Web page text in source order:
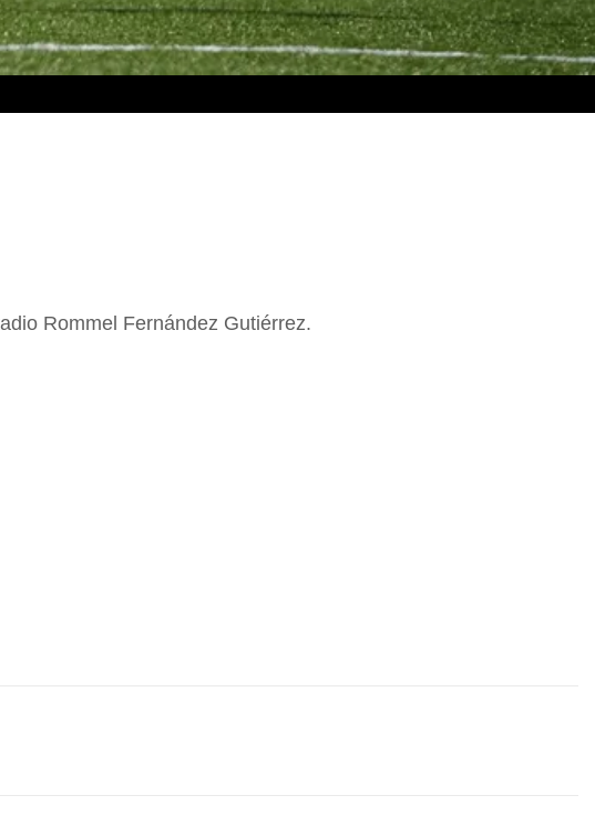
Rommel Fernández Gutiérrez.